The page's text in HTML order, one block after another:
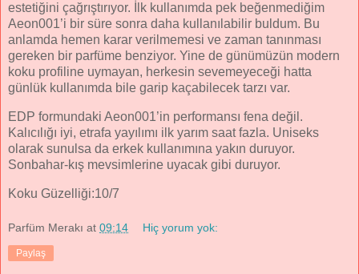
estetiğini çağrıştırıyor. İlk kullanımda pek beğenmediğim
Aeon001’i bir süre sonra daha kullanılabilir buldum. Bu
anlamda hemen karar verilmemesi ve zaman tanınması
gereken bir parfüme benziyor. Yine de günümüzün modern
koku profiline uymayan, herkesin sevemeyeceği hatta
günlük kullanımda bile garip kaçabilecek tarzı var.
EDP formundaki Aeon001’in performansı fena değil.
Kalıcılığı iyi, etrafa yayılımı ilk yarım saat fazla. Uniseks
olarak sunulsa da erkek kullanımına yakın duruyor.
Sonbahar-kış mevsimlerine uyacak gibi duruyor.
Koku Güzelliği:10/7
Parfüm Merakı at 09:14 Hiç yorum yok:
Paylaş